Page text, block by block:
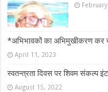
*अभिभावकों का अभिमुखीकरण
April 11, 2023
स्वतन्त्रता दिवस पर शिवम संकल्प
August 15, 2022